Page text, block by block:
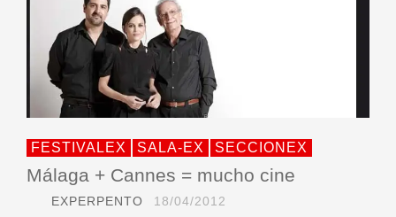
FESTIVALEX SALA-EX SECCIONEX
Málaga + Cannes = mucho cine
EXPERPENTO 18/04/2012